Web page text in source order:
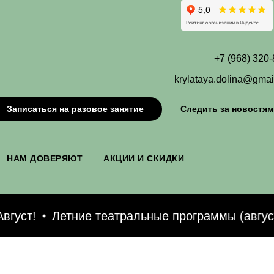
+7 (968)
Записаться на разовое занятие Следить за
НАМ ДОВЕРЯЮТ АКЦИИ И СКИДКИ
Летние театральные программы (август)